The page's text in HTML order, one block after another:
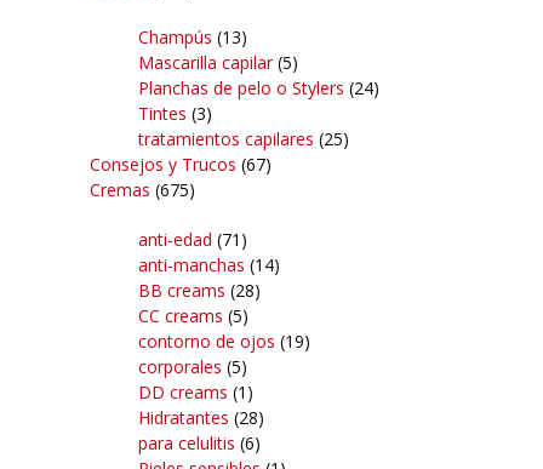
Champús (13)
Mascarilla capilar(5)
Planchas de pelo o Stylers (24)
Tintes (3)
tratamientos capilares (25)
Consejos y Trucos (67)
Cremas (675)
anti-edad (71)
anti-manchas (14)
BB creams (28)
CC creams (5)
contorno de ojos (19)
corporales (5)
DD creams (1)
Hidratantes (28)
para celulitis (6)